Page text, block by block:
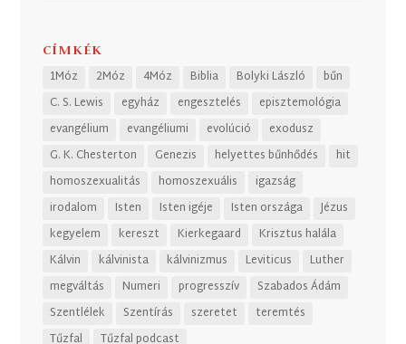
CÍMKÉK
1Móz 2Móz 4Móz Biblia Bolyki László
bűn
C. S. Lewis
egyház engesztelés
episztemológia
evangélium
evangéliumi evolúció
exodusz
G. K. Chesterton
Genezis helyettes bűnhődés
hit
homoszexualitás
homoszexuális
igazság
irodalom
Isten Isten igéje Isten országa
Jézus
kegyelem
kereszt Kierkegaard
Krisztus halála
Kálvin
kálvinista kálvinizmus Leviticus
Luther
megváltás
Numeri progresszív
Szabados Ádám
Szentlélek
Szentírás szeretet
teremtés
Tűzfal
Tűzfal podcast